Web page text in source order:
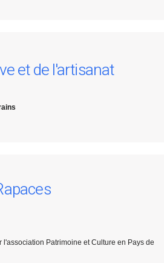
et de l'artisanat
Patrimoine et Culture en Pays de